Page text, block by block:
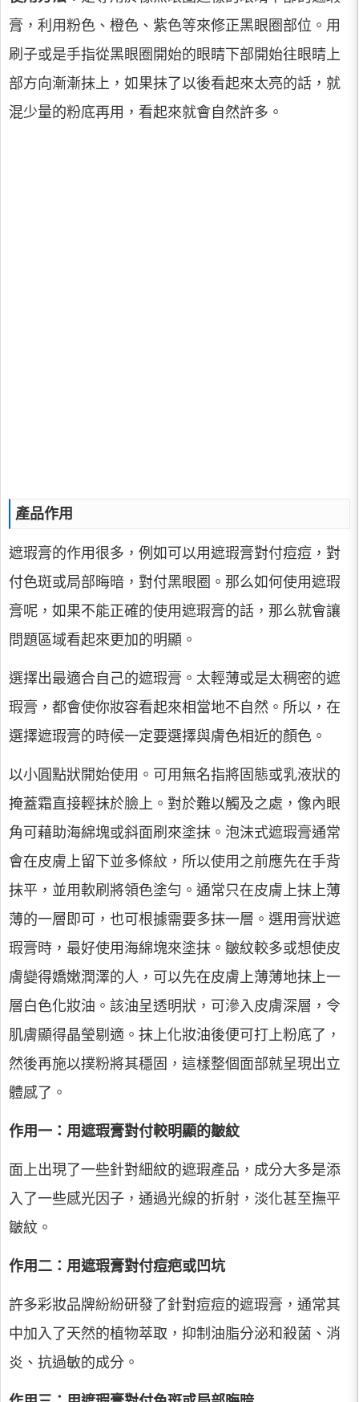
膏，利用粉色、橙色、紫色等來修正黑眼圈部位。用
刷子或是手指從黑眼圈開始的眼睛下部開始往眼睛上
部方向漸漸抹上，如果抹了以後看起來太亮的話，就
混少量的粉底再用，看起來就會自然許多。
產品作用
遮瑕膏的作用很多，例如可以用遮瑕膏對付痘痘，對
付色斑或局部晦暗，對付黑眼圈。那么如何使用遮瑕
膏呢，如果不能正確的使用遮瑕膏的話，那么就會讓
問題區域看起來更加的明顯。
選擇出最適合自己的遮瑕膏。太輕薄或是太稠密的遮
瑕膏，都會使你妝容看起來相當地不自然。所以，在
選擇遮瑕膏的時候一定要選擇與膚色相近的顏色。
以小圓點狀開始使用。可用無名指將固態或乳液狀的
掩蓋霜直接輕抹於臉上。對於難以觸及之處，像內眼
角可藉助海綿塊或斜面刷來塗抹。泡沫式遮瑕膏通常
會在皮膚上留下並多條紋，所以使用之前應先在手背
抹平，並用軟刷將領色塗勻。通常只在皮膚上抹上薄
薄的一層即可，也可根據需要多抹一層。選用膏狀遮
瑕膏時，最好使用海綿塊來塗抹。皺紋較多或想使皮
膚變得嬌嫩潤澤的人，可以先在皮膚上薄薄地抹上一
層白色化妝油。該油呈透明狀，可滲入皮膚深層，令
肌膚顯得晶瑩剔適。抹上化妝油後便可打上粉底了，
然後再施以撲粉將其穩固，這樣整個面部就呈現出立
體感了。
作用一：用遮瑕膏對付較明顯的皺紋
面上出現了一些針對細紋的遮瑕產品，成分大多是添
入了一些感光因子，通過光線的折射，淡化甚至撫平
皺紋。
作用二：用遮瑕膏對付痘疤或凹坑
許多彩妝品牌紛紛研發了針對痘痘的遮瑕膏，通常其
中加入了天然的植物萃取，抑制油脂分泌和殺菌、消
炎、抗過敏的成分。